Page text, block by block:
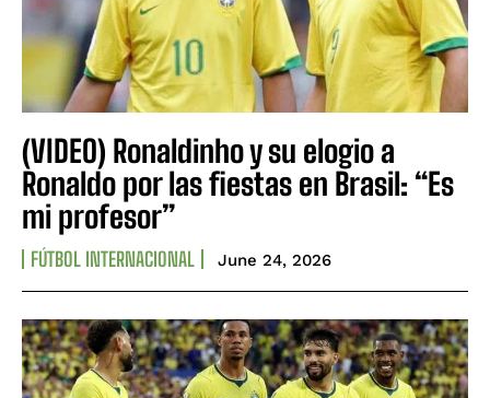
(VIDEO) Ronaldinho y su elogio a
Ronaldo por las fiestas en Brasil: “Es
mi profesor”
FÚTBOL INTERNACIONAL June 24, 2026